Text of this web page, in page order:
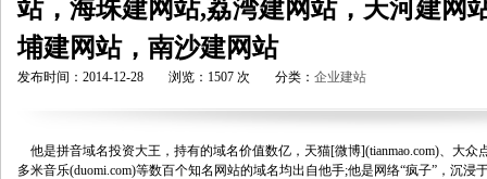
站，海珠建网站,荔湾建网站，天河建网
埔建网站，南沙建网站
发布时间：2014-12-28 浏览：1507 次 分类： 企业建站
他是拼音域名投资大王，持有的域名价值数亿，天猫[微博](tianmao.com)、大众
多米音乐(duomi.com)等数百个知名网站的域名均出自他手;他是网络“疯子”，沉浸